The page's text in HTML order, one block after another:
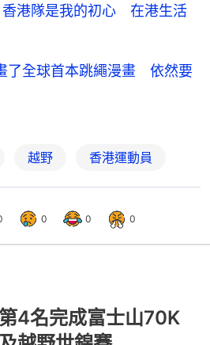
香港隊是我的初心 在港生活
了全球首本跳繩漫畫 依然要
越野 香港運動員
0 0 0
4名完成富士山70K